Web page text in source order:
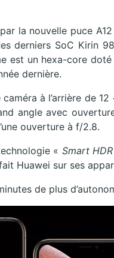
la nouvelle puce
derniers SoC Kirin
est un hexa-core
dernière.
caméra à l’arrière de
angle avec
ouverture à f/2.8.
« Smart HDR
Huawei sur ses
de plus